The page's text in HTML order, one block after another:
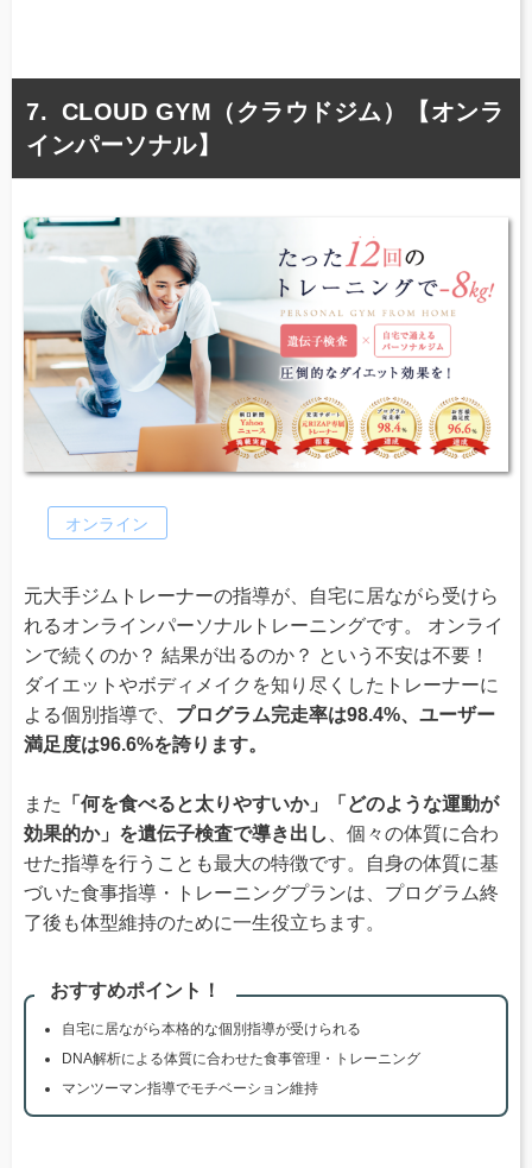
CLOUD GYM（クラウドジム）【オンラ
インパーソナル】
オンライン
元大手ジムトレーナーの指導が、自宅に居ながら受けら
れるオンラインパーソナルトレーニングです。 オンライ
ンで続くのか？ 結果が出るのか？ という不安は不要！
ダイエットやボディメイクを知り尽くしたトレーナーに
よる個別指導で、 プログラム完走率は98.4%、ユーザー
満足度は96.6%を誇ります。
また
「何を食べると太りやすいか」「どのような運動が
効果的か」を遺伝子検査で導き出し
、個々の体質に合わ
せた指導を行うことも最大の特徴です。自身の体質に基
づいた食事指導・トレーニングプランは、プログラム終
了後も体型維持のために一生役立ちます。
おすすめポイント！
自宅に居ながら本格的な個別指導が受けられる
DNA解析による体質に合わせた食事管理・トレーニング
マンツーマン指導でモチベーション維持